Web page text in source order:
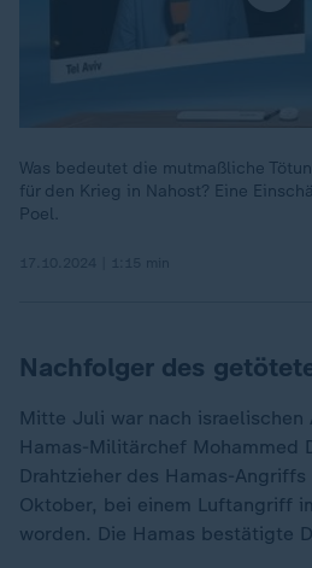
Was bedeutet die mutmaßliche
für den Krieg in Nahost? Eine
Poel.
Nachfolger des
Mitte Juli war nach israelischen
Hamas-Militärchef Mohammed
Drahtzieher des Hamas-
Oktober, bei einem Luftangriff
worden. Die Hamas bestätigte